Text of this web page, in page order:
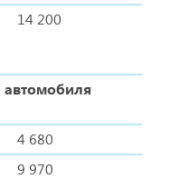
14 200
автомобиля
4 680
9 970